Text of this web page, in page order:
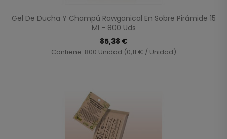
Gel De Ducha Y Champú Rawganical En Sobre Pirámide 15
Ml - 800 Uds
85,38 €
Contiene: 800 Unidad (0,11 € / Unidad)